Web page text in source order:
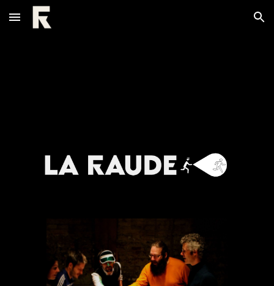
Skip to main content Skip to navigation